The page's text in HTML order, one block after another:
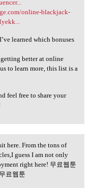
online-blackjack-
learned which bonuses
better at online
to learn more, this list is a
feel free to share your
visit
here. From the tons of
guess I am not only
right here! 무료웹툰
료웹툰